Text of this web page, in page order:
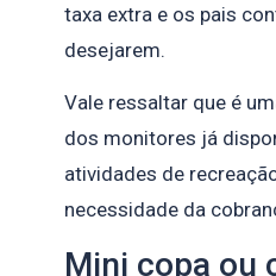
taxa extra e os pais
desejarem.
Vale ressaltar que é
dos monitores já
atividades de
necessidade da
Mini copa ou